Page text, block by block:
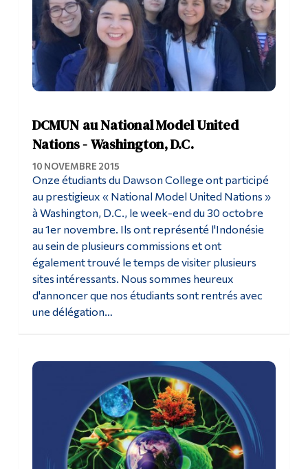
DCMUN au National Model United
Nations - Washington, D.C.
10 NOVEMBRE 2015
Onze étudiants du Dawson College ont participé
au prestigieux « National Model United Nations »
à Washington, D.C., le week-end du 30 octobre
au 1er novembre. Ils ont représenté l'Indonésie
au sein de plusieurs commissions et ont
également trouvé le temps de visiter plusieurs
sites intéressants. Nous sommes heureux
d'annoncer que nos étudiants sont rentrés avec
une délégation…